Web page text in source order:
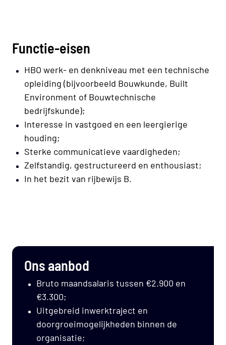
Functie-eisen
HBO werk- en denkniveau met een technische
opleiding (bijvoorbeeld Bouwkunde, Built
Environment of Bouwtechnische
bedrijfskunde);
Interesse in vastgoed en een leergierige
houding;
Sterke communicatieve vaardigheden;
Zelfstandig, gestructureerd en enthousiast;
In het bezit van rijbewijs B.
Ons aanbod
Bruto maandsalaris tussen €2.900 en
€3.300;
Uitgebreid inwerktraject en
doorgroeimogelijkheden binnen de
organisatie;